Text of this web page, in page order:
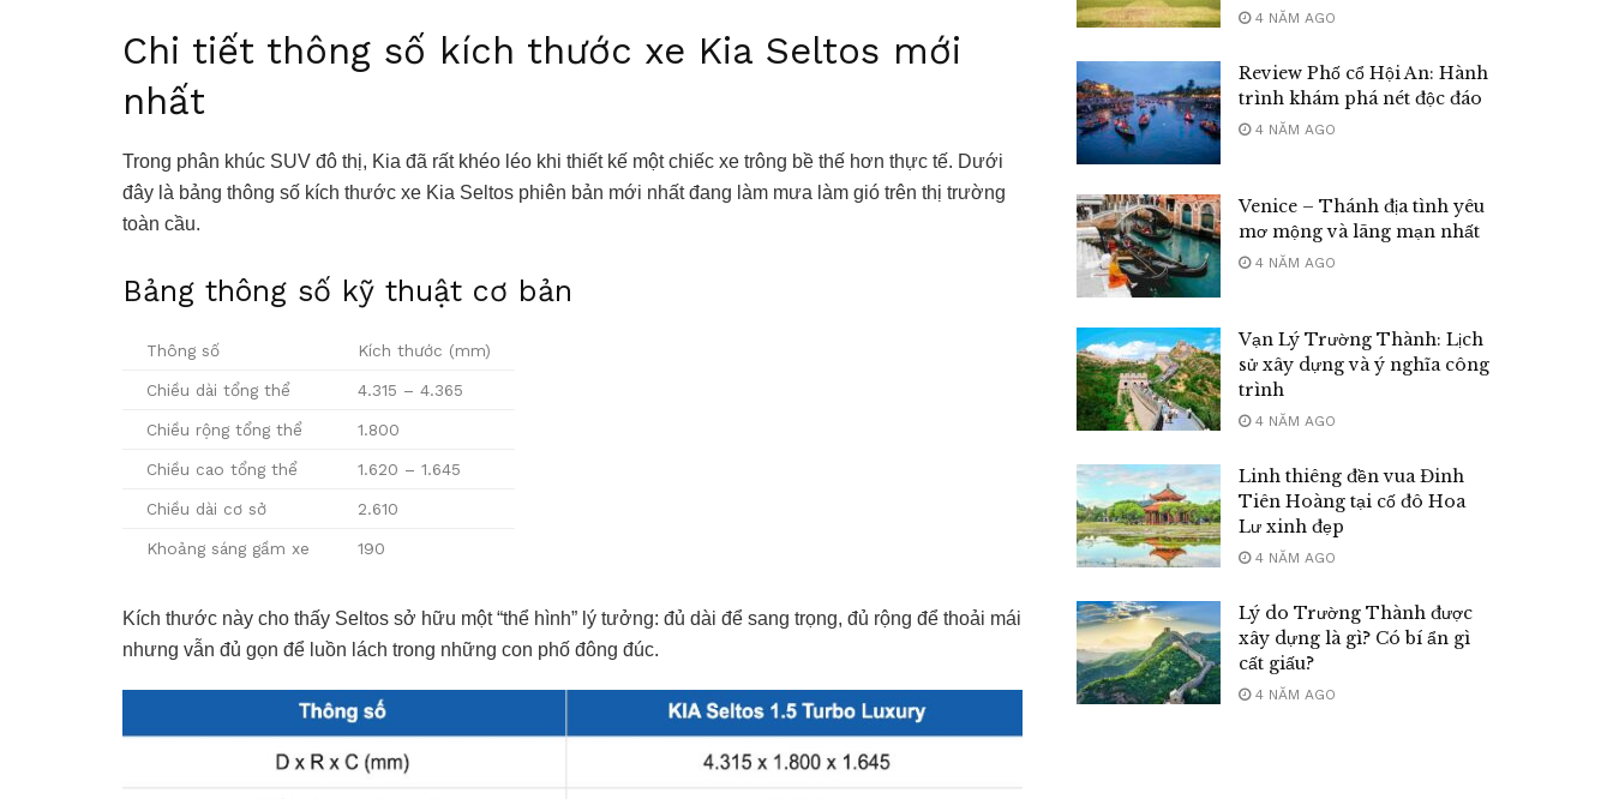
Chi tiết thông số kích thước xe Kia Seltos mới
nhất
Trong phân khúc SUV đô thị, Kia đã rất khéo léo khi thiết kế một chiếc xe trông bề thế hơn thực tế. Dưới
đây là bảng thông số kích thước xe Kia Seltos phiên bản mới nhất đang làm mưa làm gió trên thị trường
toàn cầu.
Bảng thông số kỹ thuật cơ bản
Thông số Kích thước (mm)
Chiều dài tổng thể 4.315 – 4.365
Chiều rộng tổng thể 1.800
Chiều cao tổng thể 1.620 – 1.645
Chiều dài cơ sở 2.610
Khoảng sáng gầm xe 190
Kích thước này cho thấy Seltos sở hữu một “thể hình” lý tưởng: đủ dài để sang trọng, đủ rộng để thoải mái
nhưng vẫn đủ gọn để luồn lách trong những con phố đông đúc.
4 NĂM AGO
Review Phố cổ Hội An: Hành
trình khám phá nét độc đáo
4 NĂM AGO
Venice – Thánh địa tình yêu
mơ mộng và lãng mạn nhất
4 NĂM AGO
Vạn Lý Trường Thành: Lịch
sử xây dựng và ý nghĩa công
trình
4 NĂM AGO
Linh thiêng đền vua Đinh
Tiên Hoàng tại cố đô Hoa
Lư xinh đẹp
4 NĂM AGO
Lý do Trường Thành được
xây dựng là gì? Có bí ẩn gì
cất giấu?
4 NĂM AGO